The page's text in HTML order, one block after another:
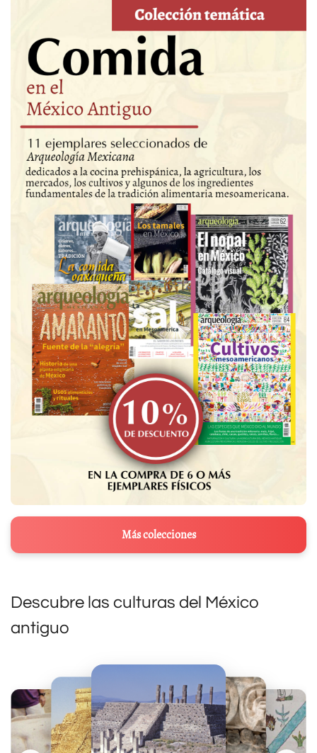
Más colecciones
Descubre las culturas del México
antiguo